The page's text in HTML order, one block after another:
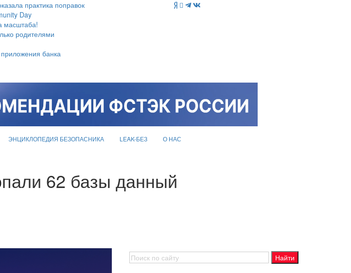
практика поправок
Day
масштаба!
родителями
банка
ЭНЦИКЛОПЕДИЯ БЕЗОПАСНИКА LEAK-БЕЗ О НАС
62 базы данный